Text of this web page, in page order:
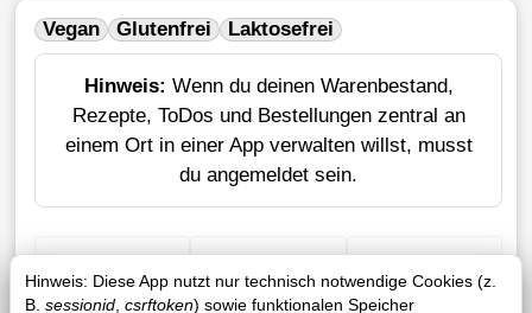
Hinweis: Diese App nutzt nur technisch notwendige Cookies (z.
B. sessionid csrftoken) sowie funktionalen Speicher
Vegan Glutenfrei Laktosefrei
Hinweis: Wenn du deinen Warenbestand,
Rezepte, ToDos und Bestellungen zentral an
einem Ort in einer App verwalten willst, musst
du angemeldet sein.
+ Einkauf Verlustrechner Sticker erstellen